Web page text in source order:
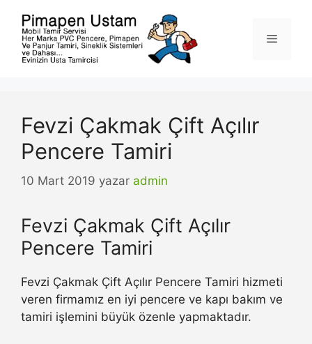
Menü
Fevzi Çakmak Çift Açılır
Pencere Tamiri
10 Mart 2019 yazar admin
Fevzi Çakmak Çift Açılır
Pencere Tamiri
Fevzi Çakmak Çift Açılır Pencere Tamiri hizmeti
veren firmamız en iyi pencere ve kapı bakım ve
tamiri işlemini büyük özenle yapmaktadır.